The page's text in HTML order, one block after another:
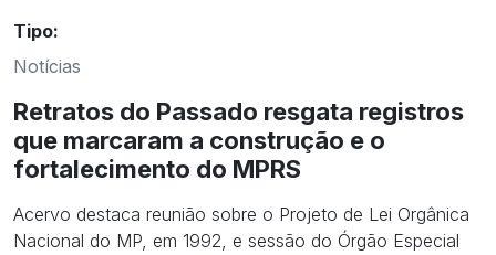
Tipo:
Notícias
Retratos do Passado resgata registros
que marcaram a construção e o
fortalecimento do MPRS
Acervo destaca reunião sobre o Projeto de Lei Orgânica
Nacional do MP, em 1992, e sessão do Órgão Especial